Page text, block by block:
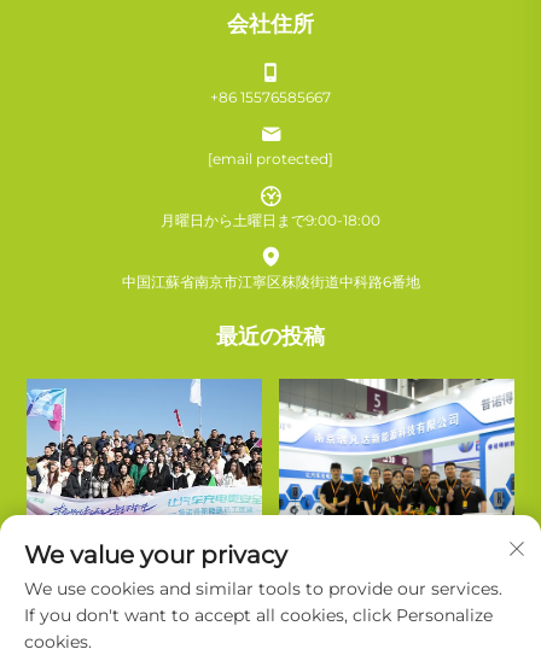
会社住所
+86 15576585667
[email protected]
月曜日から土曜日まで9:00-18:00
中国江蘇省南京市江寧区秣陵街道中科路6番地
最近の投稿
We value your privacy
We use cookies and similar tools to provide our services.
If you don't want to accept all cookies, click Personalize
cookies.